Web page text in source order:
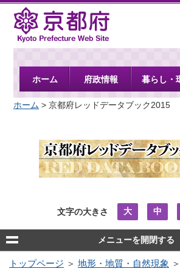
京都府
ホーム 府政情報 暮らし・
ホーム > 京都府レッドデータブック2015
文字の大きさ 大 中
メニューを開閉する
トップページ ＞ 地形・地質・自然現象 ＞